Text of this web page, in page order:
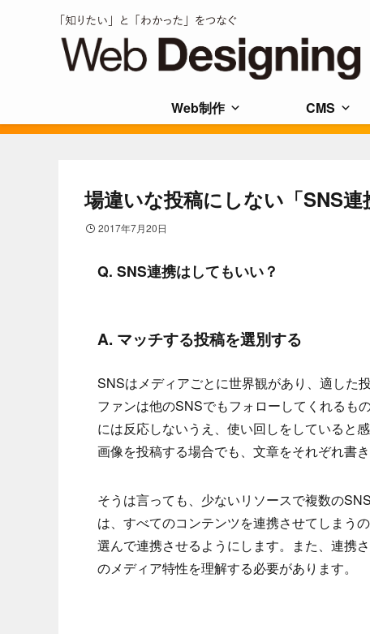
Web制作 CMS
場違いな投稿にしない「SNS連
2017年7月20日
Q. SNS連携はしてもいい？
A. マッチする投稿を選別する
SNSはメディアごとに世界観があり、適した
ファンは他のSNSでもフォローしてくれるも
には反応しないうえ、使い回しをしていると
画像を投稿する場合でも、文章をそれぞれ書
そうは言っても、少ないリソースで複数の
は、すべてのコンテンツを連携させてしまう
選んで連携させるようにします。また、連携
のメディア特性を理解する必要があります。